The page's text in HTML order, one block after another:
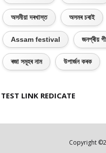
অসমীয়া দৰখাস্ত অসমৰ চৰাই
Assam festival জনপ্ৰীয়
ৰজা সমূহৰ নাম উপাৰ্জন কৰক
TEST LINK REDICATE
Copyright ©